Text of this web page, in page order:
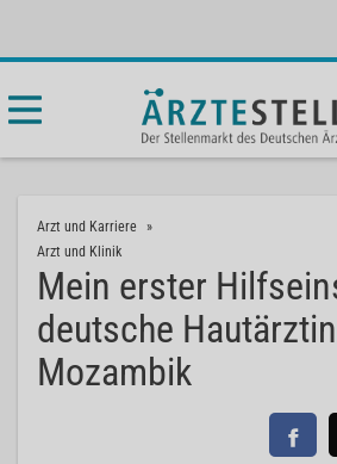
Arzt und Karriere
Arzt und Klinik
Mein erster
deutsche
Mozambik